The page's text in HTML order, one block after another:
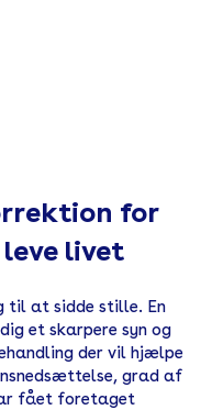
for
livet
til at sidde stille. En
et skarpere syn og
der vil hjælpe
grad af
fået foretaget